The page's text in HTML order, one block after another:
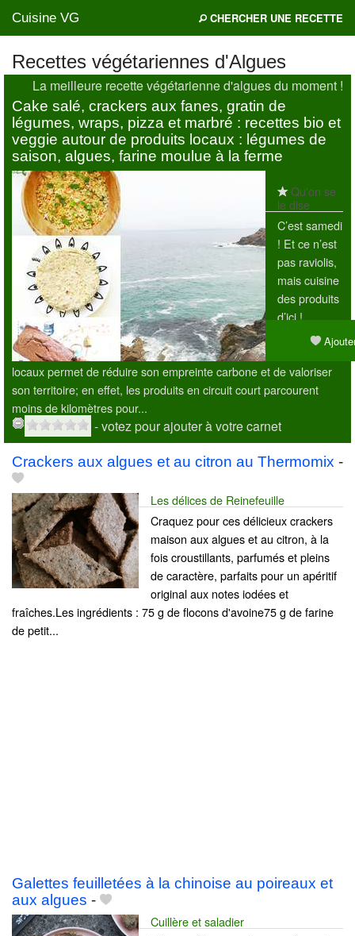
Cuisine VG CHERCHER UNE RECETTE
Mes blogs préférés
Recettes végétariennes d'Algues
La meilleure recette végétarienne d'algues du moment !
Cake salé, crackers aux fanes, gratin de
légumes, wraps, pizza et marbré : recettes bio et
veggie autour de produits locaux : légumes de
saison, algues, farine moulue à la ferme
Qu'on se
le dise
C’est samedi
! Et ce n’est
pas raviolis,
mais cuisine
des produits
d’ici !
Consommer
des produits
locaux permet de réduire son empreinte carbone et de valoriser
son territoire; en effet, les produits en circuit court parcourent
moins de kilomètres pour...
- votez pour ajouter à votre carnet
Crackers aux algues et au citron au Thermomix -
Les délices de Reinefeuille
Craquez pour ces délicieux crackers
maison aux algues et au citron, à la
fois croustillants, parfumés et pleins
de caractère, parfaits pour un apéritif
original aux notes iodées et
fraîches.Les ingrédients : 75 g de flocons d'avoine75 g de farine
de petit...
Galettes feuilletées à la chinoise au poireaux et
aux algues -
Cuillère et saladier